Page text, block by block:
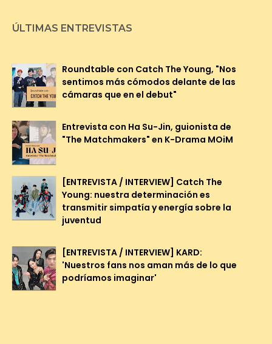
ÚLTIMAS ENTREVISTAS
Roundtable con Catch The Young, "Nos
sentimos más cómodos delante de las
cámaras que en el debut"
Entrevista con Ha Su-Jin, guionista de
"The Matchmakers" en K-Drama MOiM
[ENTREVISTA / INTERVIEW] Catch The
Young: nuestra determinación es
transmitir simpatía y energía sobre la
juventud
[ENTREVISTA / INTERVIEW] KARD:
'Nuestros fans nos aman más de lo que
podríamos imaginar'